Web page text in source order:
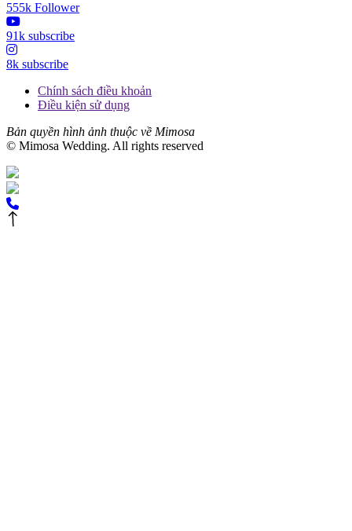
555k Follower
91k subscribe
8k subscribe
Chính sách điều khoản
Điều kiện sử dụng
Bản quyền hình ảnh thuộc về Mimosa
© Mimosa Wedding. All rights reserved